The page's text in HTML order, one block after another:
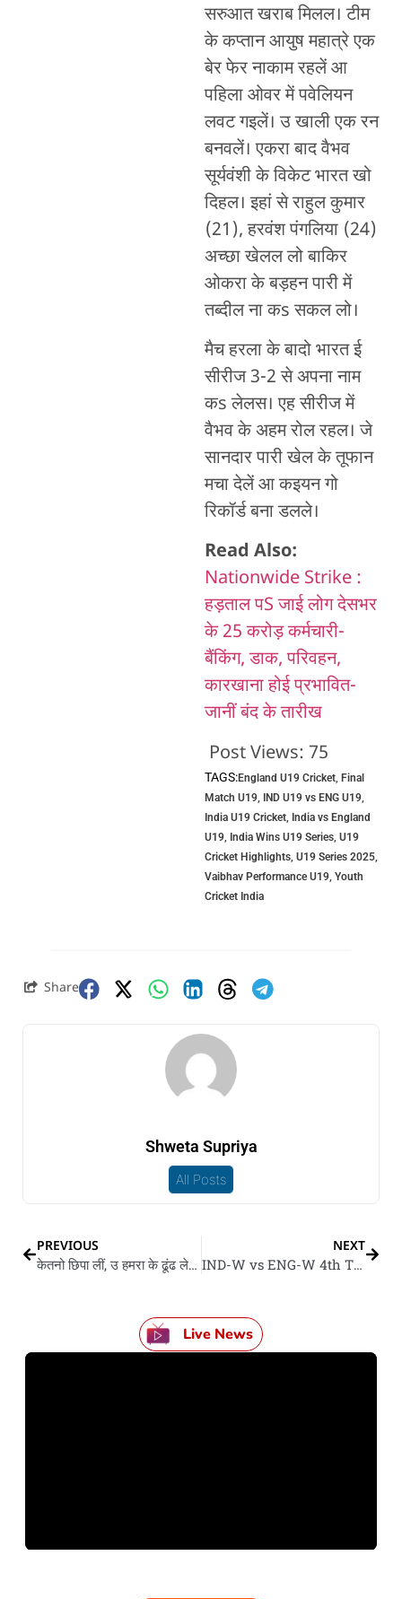
सरुआत खराब मिलल। टीम
के कप्तान आयुष महात्रे एक
बेर फेर नाकाम रहलें आ
पहिला ओवर में पवेलियन
लवट गइलें। उ खाली एक रन
बनवलें। एकरा बाद वैभव
सूर्यवंशी के विकेट भारत खो
दिहल। इहां से राहुल कुमार
(21), हरवंश पंगलिया (24)
अच्छा खेलल लो बाकिर
ओकरा के बड़हन पारी में
तब्दील ना कs सकल लो।
मैच हरला के बादो भारत ई
सीरीज 3-2 से अपना नाम
कs लेलस। एह सीरीज में
वैभव के अहम रोल रहल। जे
सानदार पारी खेल के तूफान
मचा देलें आ कइयन गो
रिकॉर्ड बना डलले।
Read Also:
Nationwide Strike :
हड़ताल पS जाई लोग देसभर
के 25 करोड़ कर्मचारी-
बैंकिंग, डाक, परिवहन,
कारखाना होई प्रभावित-
जानीं बंद के तारीख
Post Views: 75
TAGS:England U19 Cricket, Final
Match U19, IND U19 vs ENG U19,
India U19 Cricket, India vs England
U19, India Wins U19 Series, U19
Cricket Highlights, U19 Series 2025,
Vaibhav Performance U19, Youth
Cricket India
Share
Shweta Supriya
All Posts
PREVIOUS
केतनो छिपा लीं, उ हमरा के ढूंढ लेता…’,SRH के मालकिन Kavya Maran IPL मैचन के लेके बड़ खुलासा कइली
NEXT
IND-W vs ENG-W 4th T20: भारत ने चउथा टी20 में इंग्लैंड के छव विकेट से हरवलस, सीरीज में 3-1 के अजेय बढ़त बनवलस
Live News